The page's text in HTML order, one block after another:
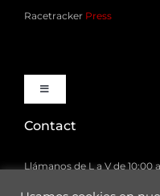
Racetracker Press
Toggle
Navigation
Noticias
Contact
Llámanos de L a V de 10:00